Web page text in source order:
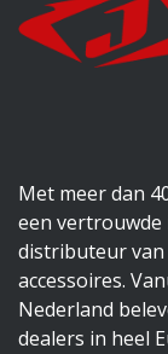
Met meer dan
een
distributeur
accessoires.
Nederland
dealers in heel